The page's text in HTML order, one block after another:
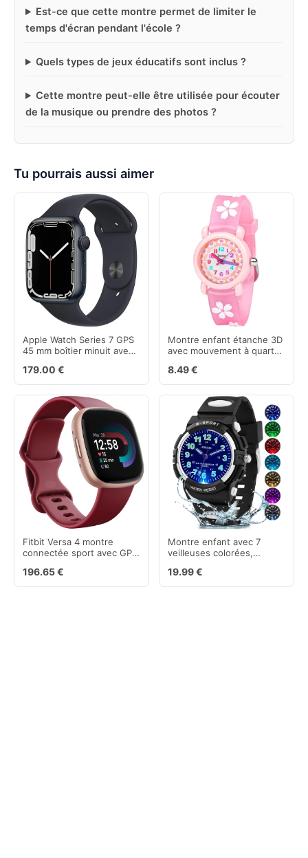
Est-ce que cette montre permet de limiter le
temps d'écran pendant l'école ?
Quels types de jeux éducatifs sont inclus ?
Cette montre peut-elle être utilisée pour écouter
de la musique ou prendre des photos ?
Tu pourrais aussi aimer
Apple Watch Series 7 GPS
45 mm boîtier minuit avec
179.00 €
Montre enfant étanche 3D
avec mouvement à quartz
8.49 €
Fitbit Versa 4 montre
connectée sport avec GPS
196.65 €
Montre enfant avec 7
veilleuses colorées,
19.99 €